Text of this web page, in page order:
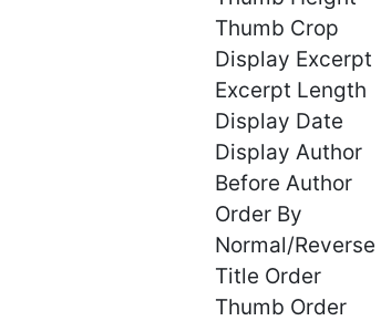
Thumb Crop
Display Excerpt
Excerpt Length
Display Date
Display Author
Before Author
Order By
Normal/Reverse
Title Order
Thumb Order